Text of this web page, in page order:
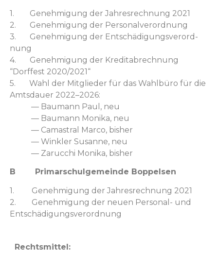
1. Genehmi­gung der Jahres­rech­nung 2021
2. Genehmi­gung der Per­son­alverord­nung
3. Genehmi­gung der Entschädi­gungsverord­
nung
4. Genehmi­gung der Kred­itabrech­nung
“Dorffest 2020/2021“
5. Wahl der Mit­glieder für das Wahlbüro für die
Amts­dauer 2022–2026:
— Bau­mann Paul, neu
— Bau­mann Moni­ka, neu
— Camas­tral Mar­co, bish­er
— Win­kler Susanne, neu
— Zaruc­chi Moni­ka, bisher
B Pri­marschul­ge­meinde Boppelsen
1. Genehmi­gung der Jahres­rech­nung 2021
2. Genehmi­gung der neuen Per­son­al- und
Entschädigungsverordnung
Rechtsmit­tel: